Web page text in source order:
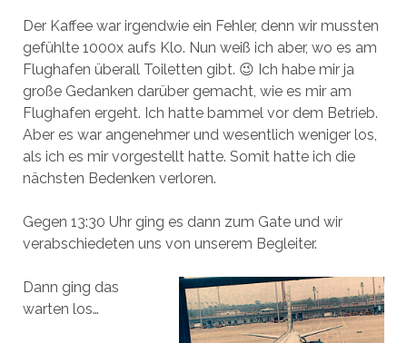
Der Kaffee war irgendwie ein Fehler, denn wir mussten
gefühlte 1000x aufs Klo. Nun weiß ich aber, wo es am
Flughafen überall Toiletten gibt. 😉 Ich habe mir ja
große Gedanken darüber gemacht, wie es mir am
Flughafen ergeht. Ich hatte bammel vor dem Betrieb.
Aber es war angenehmer und wesentlich weniger los,
als ich es mir vorgestellt hatte. Somit hatte ich die
nächsten Bedenken verloren.
Gegen 13:30 Uhr ging es dann zum Gate und wir
verabschiedeten uns von unserem Begleiter.
Dann ging das
warten los…